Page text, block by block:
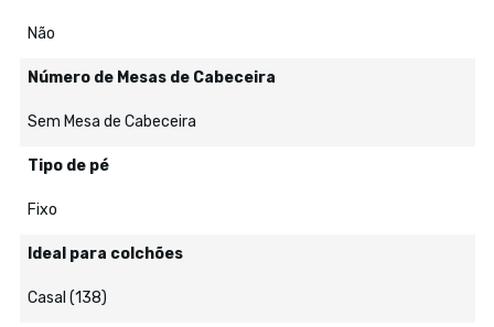
Não
Número de Mesas de Cabeceira
Sem Mesa de Cabeceira
Tipo de pé
Fixo
Ideal para colchões
Casal (138)